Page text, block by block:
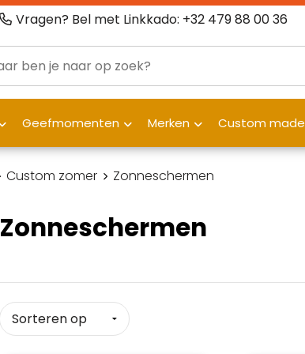
Vragen? Bel met Linkkado: +32 479 88 00 36
Geefmomenten Merken Custom made
Custom zomer Zonneschermen
Zonneschermen
Klantenbeoordelingen laten zien
Trustindex werkt samen met 137
beoordelingsplatforms om
Trustindex meet voortdurend de